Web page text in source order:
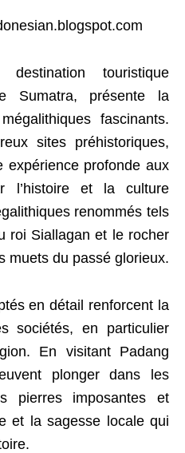
touristique
Sumatra, présente la
fascinants.
sites préhistoriques,
expérience profonde aux
l’histoire et la culture
renommés tels
roi Siallagan et le rocher
muets du passé glorieux.
en détail renforcent la
sociétés, en particulier
En visitant Padang
plonger dans les
pierres imposantes et
et la sagesse locale qui